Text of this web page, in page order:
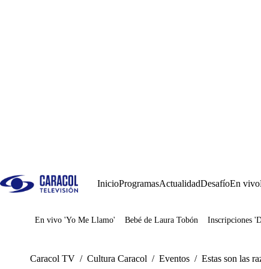
InicioProgramasActualidadDesafíoEn vivo
Juegos
En vivo 'Yo Me Llamo' Bebé de Laura Tobón Inscripciones
Caracol TV / Cultura Caracol / Eventos / Estas son las